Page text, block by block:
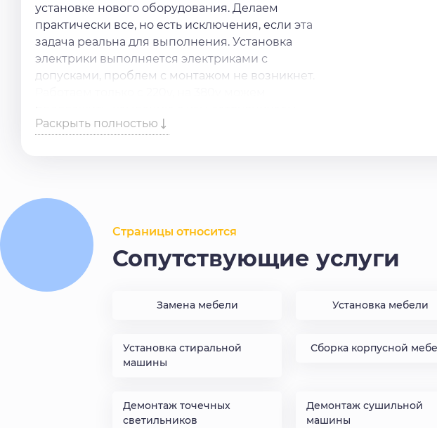
установке нового оборудования. Делаем
практически все, но есть исключения, если эта
задача реальна для выполнения. Установка
электрики выполняется электриками с
допусками, проблем с монтажом не возникнет.
Нужнауслуга установка электрики
Раскрыть полностью
Страницы относится
Сопутствующие услуги
Замена мебели Установка мебели
Установка стиральной
машины
Сборка корпусной
Демонтаж точечных
светильников
Демонтаж сушильной
машины